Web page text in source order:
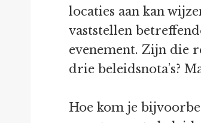
locaties aan kan
vaststellen
evenement. Zijn die
drie beleidsnota’s?
Hoe kom je